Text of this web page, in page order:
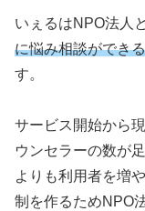
いぇるはNPO法人
に悩み相談ができ
す。
サービス開始から
ウンセラーの数が
よりも利用者を増
制を作るためNPO